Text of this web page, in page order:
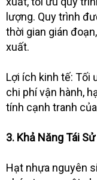
lượng. Quy trình
thời gian gián
xuất.
Lợi ích kinh tế: Tối
chi phí vận hành,
tính cạnh tranh
3. Khả Năng Tái
Hạt nhựa nguyên